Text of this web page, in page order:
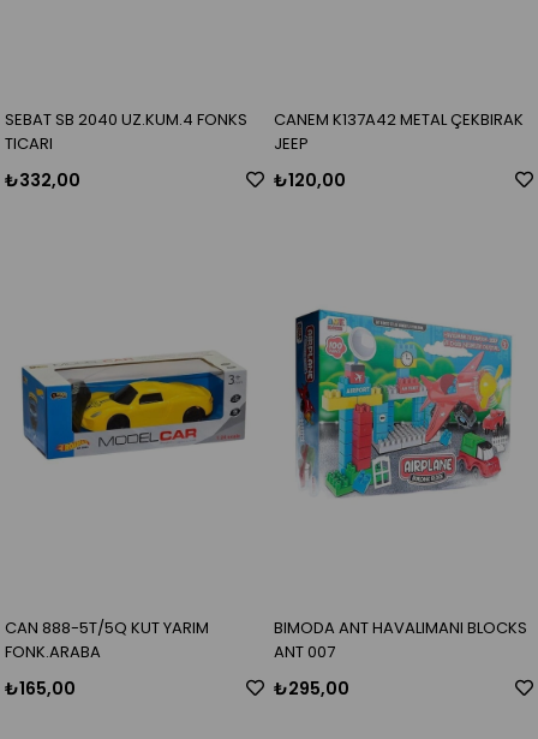
SEBAT SB 2040 UZ.KUM.4 FONKS
TICARI
₺332,00
CANEM K137A42 METAL ÇEKBIRAK
JEEP
₺120,00
CAN 888-5T/5Q KUT YARIM
FONK.ARABA
₺165,00
BIMODA ANT HAVALIMANI BLOCKS
ANT 007
₺295,00